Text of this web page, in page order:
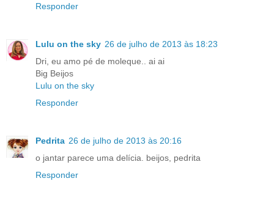
Responder
Lulu on the sky 26 de julho de 2013 às 18:23
Dri, eu amo pé de moleque.. ai ai
Big Beijos
Lulu on the sky
Responder
Pedrita 26 de julho de 2013 às 20:16
o jantar parece uma delícia. beijos, pedrita
Responder